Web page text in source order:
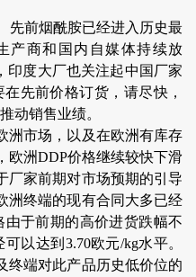
先前烟酰胺已经进入历史最
产商和国内自媒体持续放
印度大厂也关注起中国厂家
先前价格订货，请尽快，
动销售业绩。
洲市场，以及在欧洲有库存
欧洲DDP价格继续较快下滑
厂家前期对市场预期的引导
洲终端的现有合同大多已经
于前期的高价进货跌幅不
以达到3.70欧元/kg水平。
终端对此产品历史低价位的